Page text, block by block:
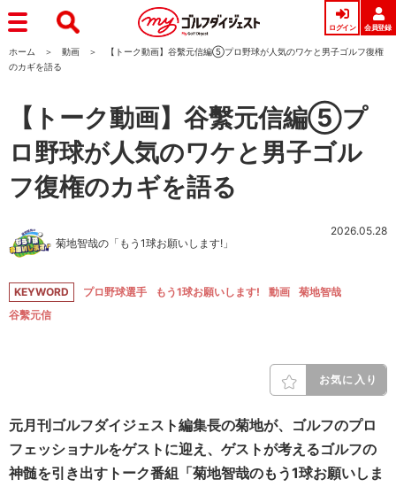
ログイン 会員登録
ホーム 動画
【トーク動画】谷繫元信編⑤プロ野球が人気のワケと男子ゴルフ復権
のカギを語る
【トーク動画】谷繫元信編⑤プ
ロ野球が人気のワケと男子ゴル
フ復権のカギを語る
菊地智哉の「もう1球お願いします!」
2026.05.28
KEYWORD プロ野球選手 もう1球お願いします! 動画
菊地智哉
谷繫元信
お気に入り
元月刊ゴルフダイジェスト編集長の菊地が、ゴルフのプロ
フェッショナルをゲストに迎え、ゲストが考えるゴルフの
神髄を引き出すトーク番組「菊地智哉のもう1球お願いしま